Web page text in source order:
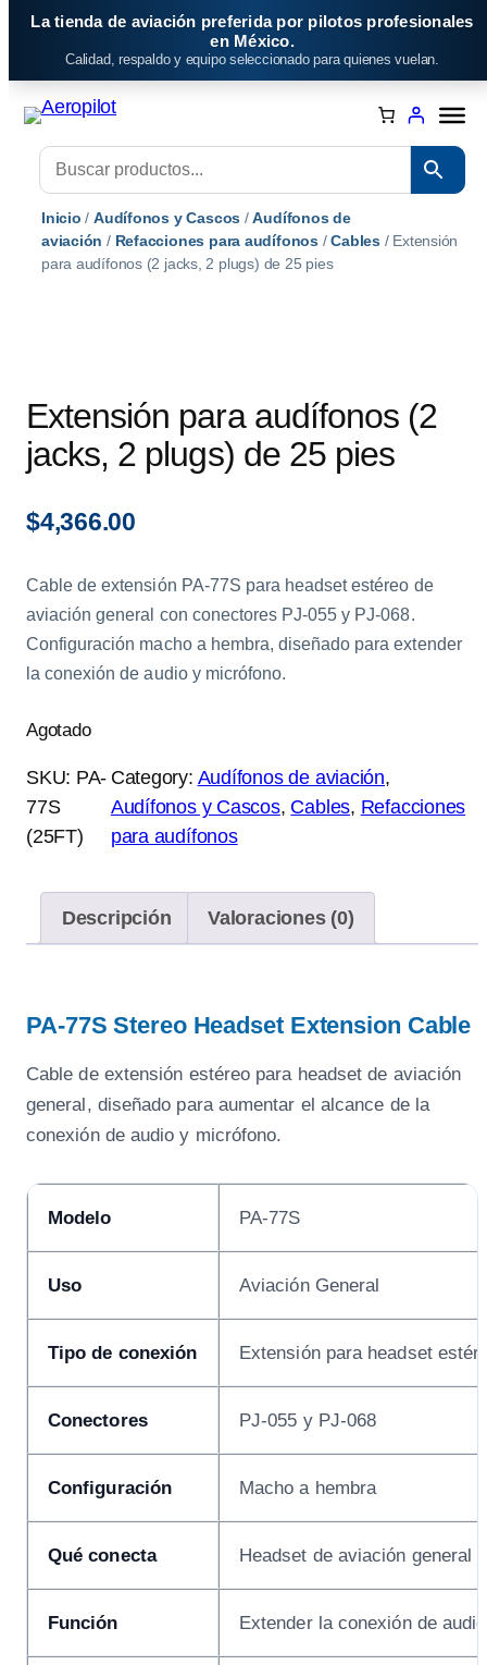
Saltar
La tienda de aviación preferida por pilotos profesionales
en México.
Calidad, respaldo y equipo seleccionado para quienes vuelan.
Inicio /Audífonos y Cascos /Audífonos de
aviación / Refacciones para audífonos/Cables/ Extensión
para audífonos (2 jacks, 2 plugs) de 25 pies
Extensión para audífonos (2
jacks, 2 plugs) de 25 pies
$4,366.00
Cable de extensión PA-77S para headset estéreo de
aviación general con conectores PJ-055 y PJ-068.
Configuración macho a hembra, diseñado para extender
la conexión de audio y micrófono.
Agotado
SKU: PA-
77S
(25FT)
Category: Audífonos de aviación
Audífonos y Cascos, Cables, Refacciones
para audífonos
Descripción Valoraciones (0)
PA-77S Stereo Headset Extension Cable
Cable de extensión estéreo para headset de aviación
general, diseñado para aumentar el alcance de la
conexión de audio y micrófono.
Modelo PA-77S
Uso Aviación General
Tipo de conexión Extensión para headset
Conectores PJ-055 y PJ-068
Configuración Macho a hembra
Qué conecta Headset de aviación general
Función Extender la conexión de